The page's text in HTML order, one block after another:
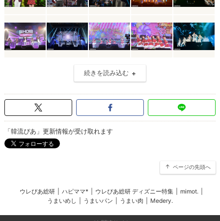
続きを読み込む
「韓流ぴあ」更新情報が受け取れます
ページの先頭へ
ウレぴあ総研 ハピママ* ウレぴあ総研 ディズニー特集 mimot.
うまいめし
うまいパン うまい肉 Medery.